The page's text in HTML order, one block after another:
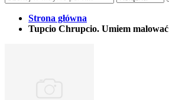
Strona główna
Tupcio Chrupcio. Umiem malować